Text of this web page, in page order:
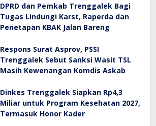
DPRD dan Pemkab Trenggalek Bagi
Tugas Lindungi Karst, Raperda dan
Penetapan KBAK Jalan Bareng
Respons Surat Asprov, PSSI
Trenggalek Sebut Sanksi Wasit TSL
Masih Kewenangan Komdis Askab
Dinkes Trenggalek Siapkan Rp4,3
Miliar untuk Program Kesehatan 2027,
Termasuk Honor Kader